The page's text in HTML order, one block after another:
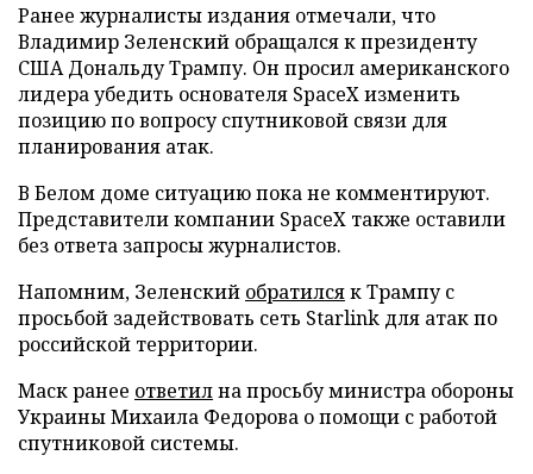
Ранее журналисты издания отмечали, что
Владимир Зеленский обращался к президенту
США Дональду Трампу. Он просил американского
лидера убедить основателя SpaceX изменить
позицию по вопросу спутниковой связи для
планирования атак.
В Белом доме ситуацию пока не комментируют.
Представители компании SpaceX также оставили
без ответа запросы журналистов.
Напомним, Зеленский обратилсяк Трампу с
просьбой задействовать сеть Starlink для атак по
российской территории.
Маск ранее ответилна просьбу министра обороны
Украины Михаила Федорова о помощи с работой
спутниковой системы.